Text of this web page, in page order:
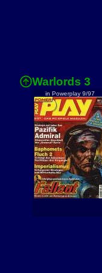
Warlords 3
in Powerplay 9/97